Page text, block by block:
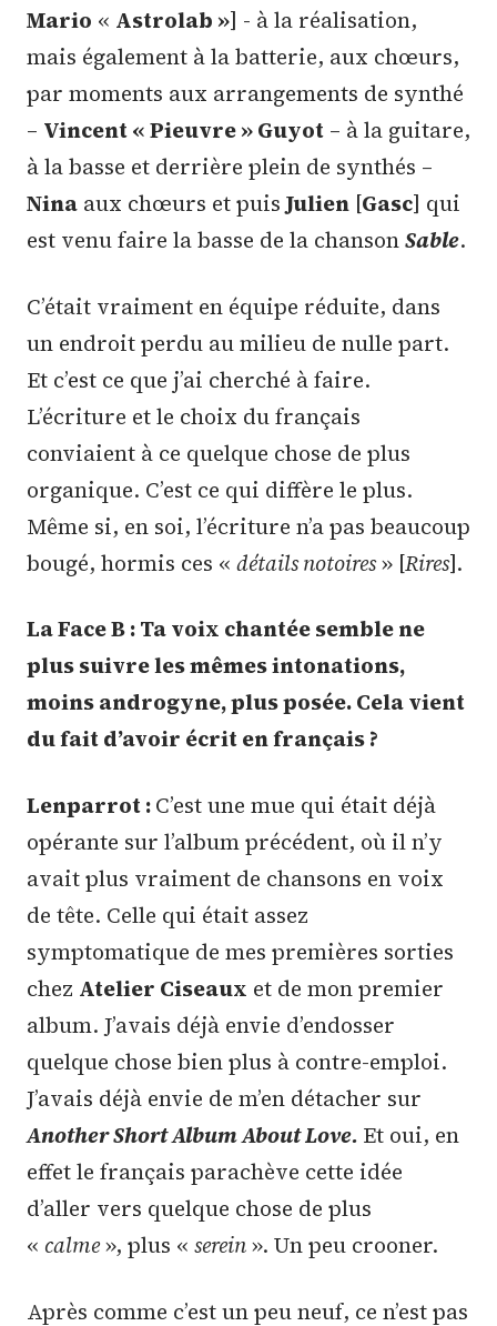
Mario « Astrolab »] - à la réalisation,
mais également à la batterie, aux chœurs,
par moments aux arrangements de synthé
– Vincent « Pieuvre » Guyot – à la guitare,
à la basse et derrière plein de synthés –
Nina aux chœurs et puisJulien [Gasc] qui
est venu faire la basse de la chansonSable.
C’était vraiment en équipe réduite, dans
un endroit perdu au milieu de nulle part.
Et c’est ce que j’ai cherché à faire.
L’écriture et le choix du français
conviaient à ce quelque chose de plus
organique. C’est ce qui diffère le plus.
Même si, en soi, l’écriture n’a pas beaucoup
bougé, hormis ces « détails notoires» [Rires].
La Face B : Ta voix chantée semble ne
plus suivre les mêmes intonations,
moins androgyne, plus posée. Cela vient
du fait d’avoir écrit en français ?
Lenparrot :C’est une mue qui était déjà
opérante sur l’album précédent, où il n’y
avait plus vraiment de chansons en voix
de tête. Celle qui était assez
symptomatique de mes premières sorties
chez Atelier Ciseaux et de mon premier
album. J’avais déjà envie d’endosser
quelque chose bien plus à contre-emploi.
J’avais déjà envie de m’en détacher sur
Another Short Album About Love. Et oui, en
effet le français parachève cette idée
d’aller vers quelque chose de plus
« calme», plus « serein». Un peu crooner.
Après comme c’est un peu neuf, ce n’est pas